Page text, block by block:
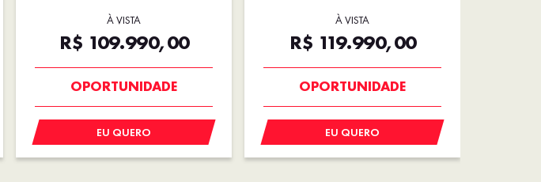
À VISTA
R$ 109.990,00
NOVA VERSÃO
EU QUERO
À VISTA
R$ 119.990,00
OPORTUNIDADE
EU QUERO